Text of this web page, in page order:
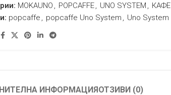
MOKAUNO , POPCAFFE, UNO SYSTEM , КАФЕ
popcaffe , popcaffe Uno System , Uno System
ИНФОРМАЦИЯОТЗИВИ (0)